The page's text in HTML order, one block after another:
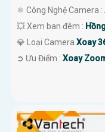
⚛️ Công Nghệ Camera :
💥 Xem ban đêm :
💎 Loại Camera Xoay
️➲ Ưu Điểm : Xoay